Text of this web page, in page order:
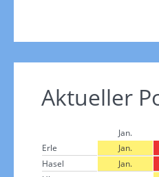
Aktueller
Jan.
Erle
Jan.
Hasel
Jan.